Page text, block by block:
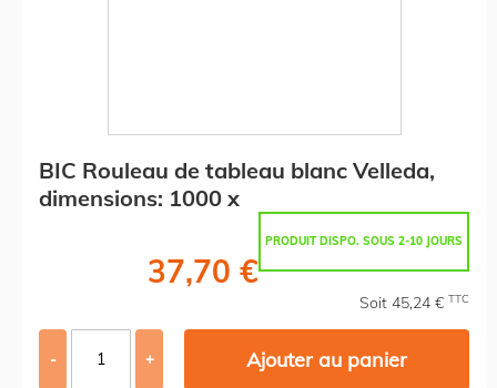
BIC Rouleau de tableau blanc Velleda,
dimensions: 1000 x
PRODUIT DISPO. SOUS 2-10 JOURS
37,70 €
Soit 45,24 € TTC
- + Ajouter au panier